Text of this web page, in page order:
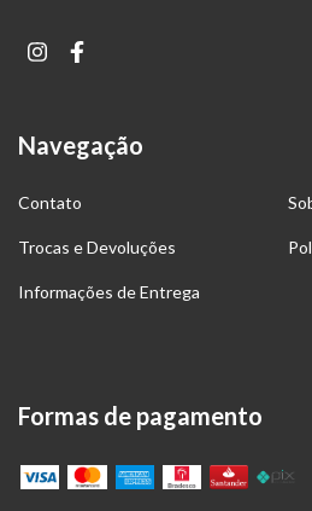
Navegação
Contato
Trocas e Devoluções
Informações de Entrega
Formas de pagamento